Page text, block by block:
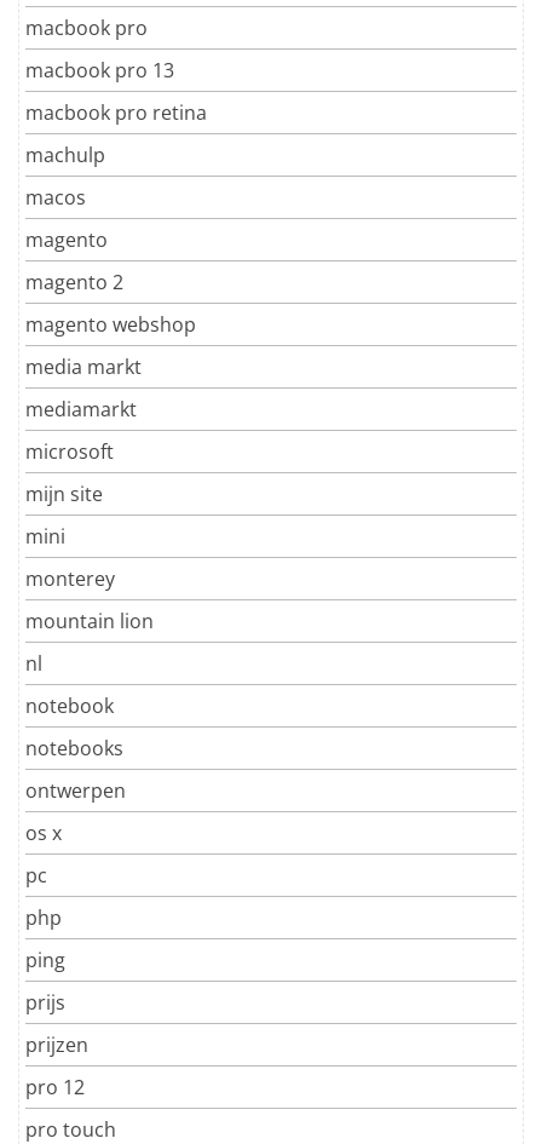
macbook pro
macbook pro 13
macbook pro retina
machulp
macos
magento
magento 2
magento webshop
media markt
mediamarkt
microsoft
mijn site
mini
monterey
mountain lion
nl
notebook
notebooks
ontwerpen
os x
pc
php
ping
prijs
prijzen
pro 12
pro touch